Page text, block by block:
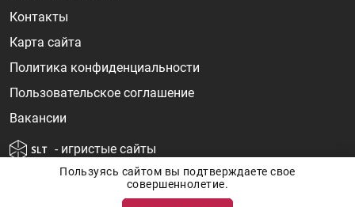
Контакты
Карта сайта
Политика конфиденциальности
Пользовательское соглашение
Вакансии
- игристые сайты
Пользуясь сайтом вы подтверждаете свое
совершеннолетие.